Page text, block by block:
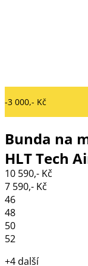
-3 000,- Kč
Bunda na
HLT Tech
10 590,- Kč
7 590,- Kč
46
48
50
52
+4 další